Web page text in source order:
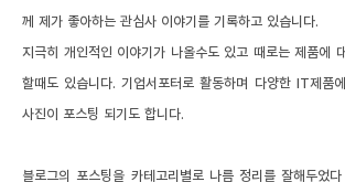
께 제가 좋아하는 관심사 이야기를 기록하고 있습니다.
지극히 개인적인 이야기가 나올수도 있고 때로는 제품에
할때도 있습니다.기업서포터로 활동하며 다양한 IT제품
사진이 포스팅 되기도 합니다.
블로그의 포스팅을 카테고리별로 나름 정리를 잘해두었